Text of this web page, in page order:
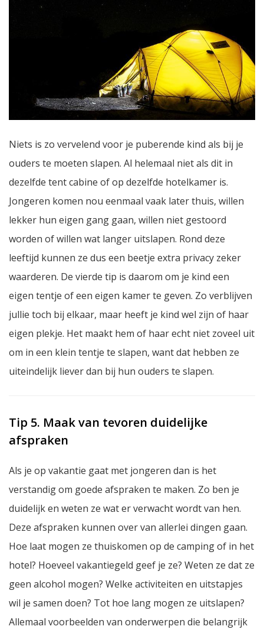
Niets is zo vervelend voor je puberende kind als bij je
ouders te moeten slapen. Al helemaal niet als dit in
dezelfde tent cabine of op dezelfde hotelkamer is.
Jongeren komen nou eenmaal vaak later thuis, willen
lekker hun eigen gang gaan, willen niet gestoord
worden of willen wat langer uitslapen. Rond deze
leeftijd kunnen ze dus een beetje extra privacy zeker
waarderen. De vierde tip is daarom om je kind een
eigen tentje of een eigen kamer te geven. Zo verblijven
jullie toch bij elkaar, maar heeft je kind wel zijn of haar
eigen plekje. Het maakt hem of haar echt niet zoveel uit
om in een klein tentje te slapen, want dat hebben ze
uiteindelijk liever dan bij hun ouders te slapen.
Tip 5. Maak van tevoren duidelijke
afspraken
Als je op vakantie gaat met jongeren dan is het
verstandig om goede afspraken te maken. Zo ben je
duidelijk en weten ze wat er verwacht wordt van hen.
Deze afspraken kunnen over van allerlei dingen gaan.
Hoe laat mogen ze thuiskomen op de camping of in het
hotel? Hoeveel vakantiegeld geef je ze? Weten ze dat ze
geen alcohol mogen? Welke activiteiten en uitstapjes
wil je samen doen? Tot hoe lang mogen ze uitslapen?
Allemaal voorbeelden van onderwerpen die belangrijk